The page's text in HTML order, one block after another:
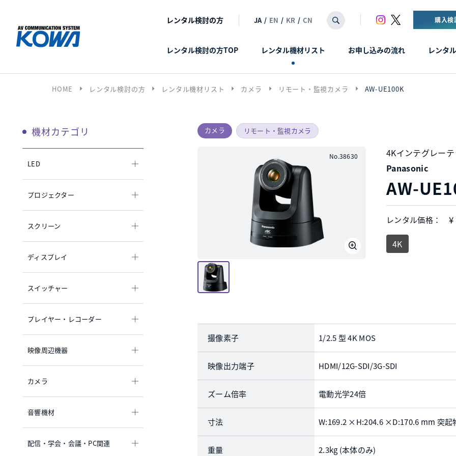
レンタル検討の方 JA / EN / KR / CN 購入検
レンタル検討の方TOP レンタル機材リスト お申し込みの流れ レンタ
HOME arrow_right レンタル検討の方 arrow_right レンタル機材リスト arrow_right カメラ arrow_right リモート・監視カメラ arrow_right AW-UE100K
機材カテゴリ
LED
プロジェクター
スクリーン
ディスプレイ
スイッチャー
プレイヤー・レコーダー
映像周辺機器
カメラ
音響機材
配信・学会・会議・PC関連
カメラ リモート・監視カメラ
No.38630
4Kインテグレー
Panasonic
AW-
レンタル価格： ¥
4K
撮像素子 1/2.5 型 4K MOS
映像出力端子 HDMI/12G-SDI/3G-SDI
ズーム倍率 電動光学24倍
寸法 W:169.2 ×H:204.6 ×D:170.6 mm 突起
重量 2.3kg (本体のみ)